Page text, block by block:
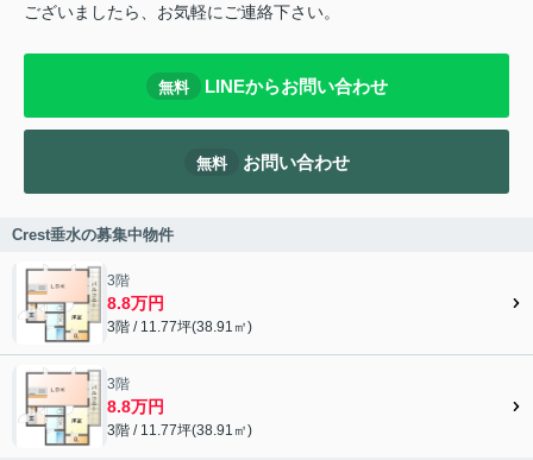
ございましたら、お気軽にご連絡下さい。
無料 LINEからお問い合わせ
無料 お問い合わせ
Crest垂水の募集中物件
3階
8.8万円
3階 / 11.77坪(38.91㎡)
3階
8.8万円
3階 / 11.77坪(38.91㎡)